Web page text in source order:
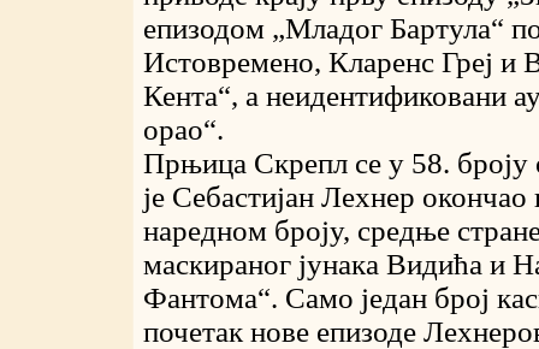
епизодом „Младог Бартула“
Истовремено, Кларенс Греј
Кента“, а неидентификовани
орао“.
Прњица Скрепл се у 58. броју
је Себастијан Лехнер
наредном броју, средње
маскираног јунака Видића и
Фантома“. Само један број
почетак нове епизоде